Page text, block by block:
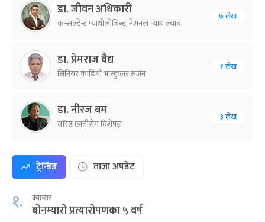
डा. जीवन अधिकारी
कन्सल्टेन्ट प्याथोलोजिस्ट, नेशनल प्याथ ल्याब
७ लेख
डा. प्रेमराज वैद्य
सिनियर कार्डियो भास्कुलर सर्जन
१ लेख
डा. नीरज बम
वरिष्ठ छातीरोग विशेषज्ञ
३ लेख
ट्रेन्डिङ ताजा अपडेट
१. क्यान्सर
बोनम्यारो प्रत्यारोपणका ५ वर्ष